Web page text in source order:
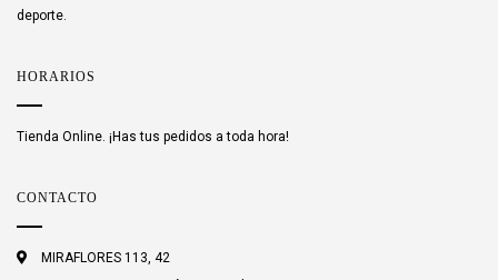
deporte.
HORARIOS
Tienda Online. ¡Has tus pedidos a toda hora!
CONTACTO
MIRAFLORES 113, 42